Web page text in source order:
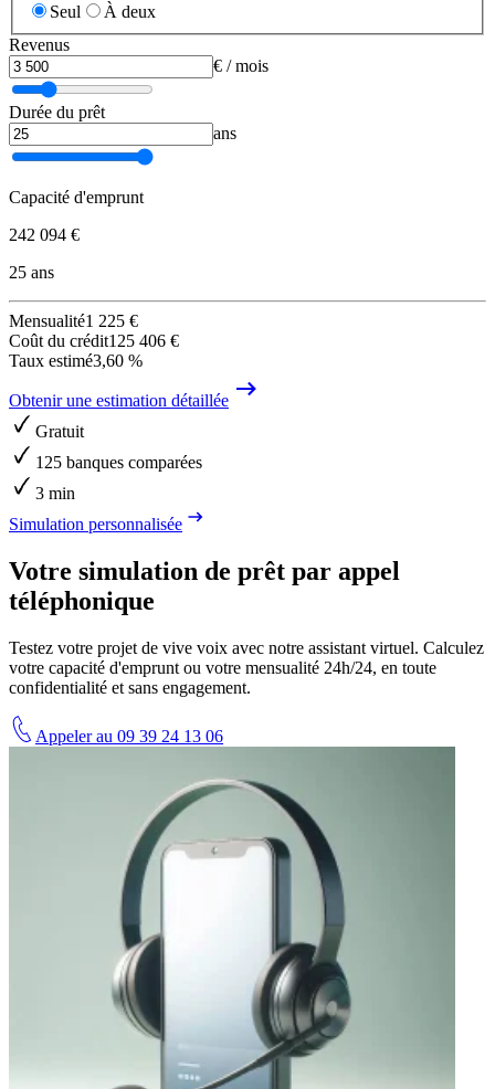
Seul
À deux
Revenus
€ / mois
Durée du prêt
ans
Capacité d'emprunt
242 094 €
25 ans
Mensualité1 225 €
Coût du crédit125 406 €
Taux estimé3,60 %
Obtenir une estimation détaillée
Gratuit
125 banques comparées
3 min
Simulation personnalisée
Votre simulation de prêt par appel
téléphonique
Testez votre projet de vive voix avec notre assistant virtuel. Calculez
votre capacité d'emprunt ou votre mensualité 24h/24, en toute
confidentialité et sans engagement.
Appeler au 09 39 24 13 06